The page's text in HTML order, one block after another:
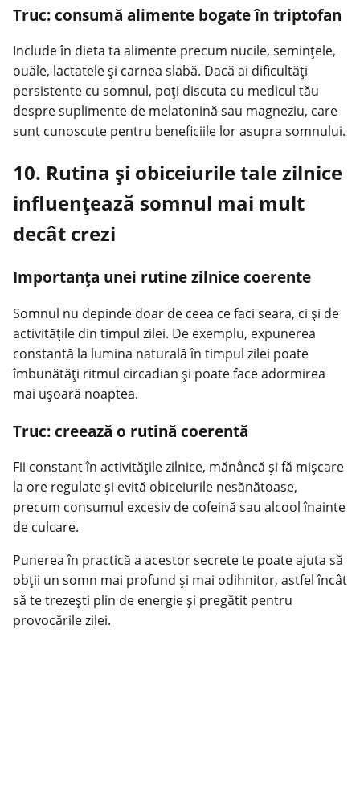
Truc: consumă alimente bogate în triptofan
Include în dieta ta alimente precum nucile, semințele,
ouăle, lactatele și carnea slabă. Dacă ai dificultăți
persistente cu somnul, poți discuta cu medicul tău
despre suplimente de melatonină sau magneziu, care
sunt cunoscute pentru beneficiile lor asupra somnului.
10. Rutina și obiceiurile tale zilnice
influențează somnul mai mult
decât crezi
Importanța unei rutine zilnice coerente
Somnul nu depinde doar de ceea ce faci seara, ci și de
activitățile din timpul zilei. De exemplu, expunerea
constantă la lumina naturală în timpul zilei poate
îmbunătăți ritmul circadian și poate face adormirea
mai ușoară noaptea.
Truc: creează o rutină coerentă
Fii constant în activitățile zilnice, mănâncă și fă mișcare
la ore regulate și evită obiceiurile nesănătoase,
precum consumul excesiv de cofeină sau alcool înainte
de culcare.
Punerea în practică a acestor secrete te poate ajuta să
obții un somn mai profund și mai odihnitor, astfel încât
să te trezești plin de energie și pregătit pentru
provocările zilei.